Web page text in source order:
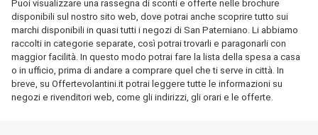
Puoi visualizzare una rassegna di sconti e offerte nelle brochure
disponibili sul nostro sito web, dove potrai anche scoprire tutto sui
marchi disponibili in quasi tutti i negozi di San Paterniano. Li abbiamo
raccolti in categorie separate, così potrai trovarli e paragonarli con
maggior facilità. In questo modo potrai fare la lista della spesa a casa
o in ufficio, prima di andare a comprare quel che ti serve in città. In
breve, su Offertevolantini.it potrai leggere tutte le informazioni su
negozi e rivenditori web, come gli indirizzi, gli orari e le offerte.